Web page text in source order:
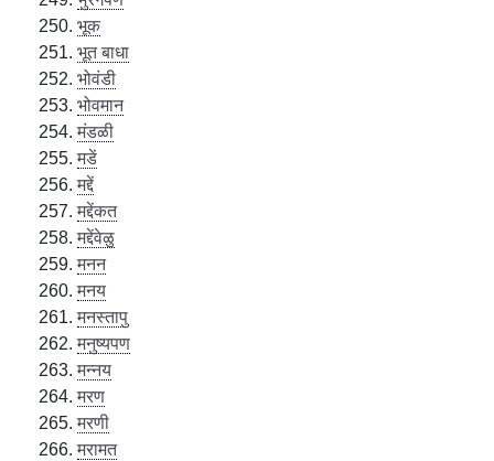
भूक
भूत बाधा
भोवंडी
भोवमान
मंडळी
मडें
मद्दें
मद्देंकत
मद्देंवेळु
मनन
मनय
मनस्तापु
मनुष्यपण
मन्नय
मरण
मरणी
मरामत